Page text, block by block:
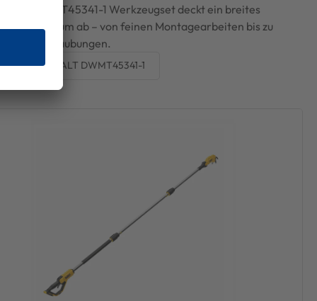
DWMT45341-1 Werkzeugset deckt ein breites
ab – von feinen Montagearbeiten bis zu
Verschraubungen.
das DeWALT DWMT45341-1